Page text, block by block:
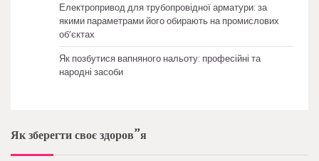
Електропривод для трубопровідної арматури: за
якими параметрами його обирають на промислових
об’єктах
Як позбутися вапняного нальоту: професійні та
народні засоби
Як зберегти своє здоров”я